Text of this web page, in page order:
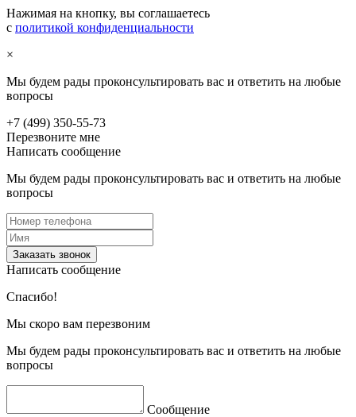
Нажимая на кнопку, вы соглашаетесь
с политикой конфиденциальности
×
Мы будем рады проконсультировать вас и ответить на любые
вопросы
+7 (499) 350-55-73
Перезвоните мне
Написать сообщение
Мы будем рады проконсультировать вас и ответить на любые
вопросы
Заказать звонок
Написать сообщение
Спасибо!
Мы скоро вам перезвоним
Мы будем рады проконсультировать вас и ответить на любые
вопросы
Сообщение